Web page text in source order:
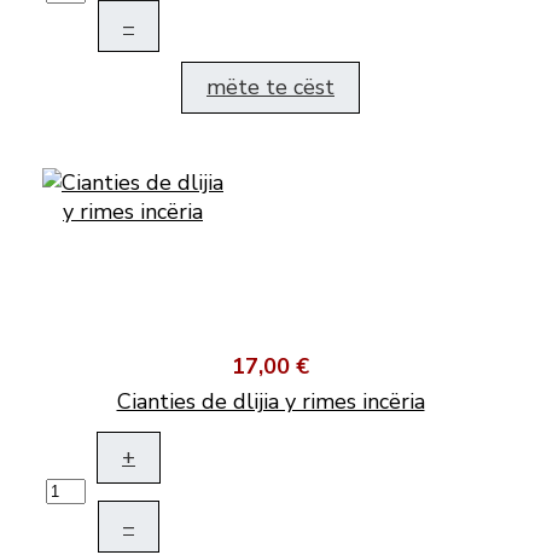
–
mëte te cëst
17,00 €
Cianties de dlijia y rimes incëria
+
–